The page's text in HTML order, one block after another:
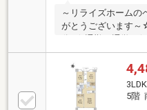
～リライズホームの
がとうございます～
えなしで１本のア
質を高める設備・
付き◆TES式床暖
一員とも一緒に暮
チン【周辺環境】◇
5階